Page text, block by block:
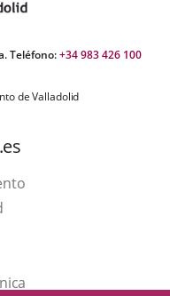
Teléfono:+34 983 426 100
de Valladolid